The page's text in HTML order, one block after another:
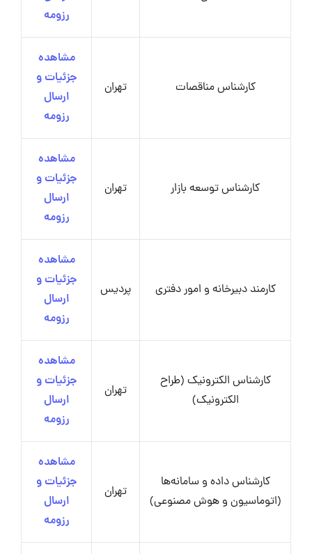
رزومه
کارشناس مناقصات تهران
مشاهده
جزئیات و
ارسال
رزومه
کارشناس توسعه بازار تهران
مشاهده
جزئیات و
ارسال
رزومه
کارمند دبیرخانه و امور دفتری پردیس
مشاهده
جزئیات و
ارسال
رزومه
کارشناس الکترونیک (طراح
الکترونیک)
تهران
مشاهده
جزئیات و
ارسال
رزومه
کارشناس داده و سامانه‌ها
(اتوماسیون و هوش مصنوعی)
تهران
مشاهده
جزئیات و
ارسال
رزومه